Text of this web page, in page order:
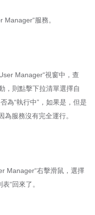
Manager“服務。
Manager“視窗中，查
，則點擊下拉清單選擇自
為“執行中”，如果是，但是
服務沒有完全運行。
Manager“右擊滑鼠，選擇
“回來了。